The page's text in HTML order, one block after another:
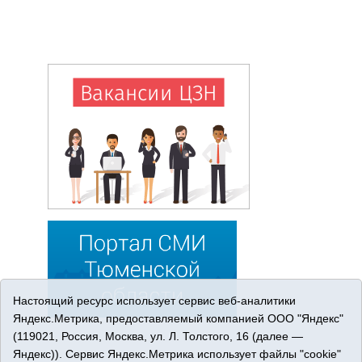
Настоящий ресурс использует сервис веб-аналитики
Яндекс.Метрика, предоставляемый компанией ООО "Яндекс"
(119021, Россия, Москва, ул. Л. Толстого, 16 (далее —
Яндекс)). Сервис Яндекс.Метрика использует файлы "cookie"